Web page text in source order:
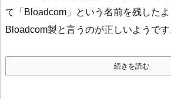
て「Bloadcom」という名前を残した
Bloadcom製と言うのが正しいようです
続きを読む